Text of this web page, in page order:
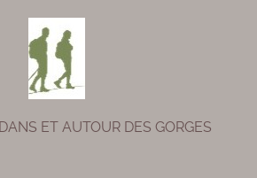
ET AUTOUR DES GORGES